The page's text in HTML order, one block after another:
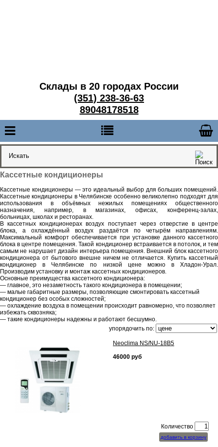
Склады в 20 городах России
(351) 238-36-63
89048178518
Кассетные кондиционеры
Кассетные кондиционеры — это идеальный выбор для больших помещений.
Кассетные кондиционеры в Челябинске особенно великолепно подходят для
использования в объёмных нежилых помещениях общественного
назначения, например, в магазинах, офисах, конференц-залах,
больницах, школах и ресторанах.
В кассетных кондиционерах воздух поступает через отверстие в центре
блока, а охлаждённый воздух раздаётся по четырём направлениям.
Максимальный комфорт обеспечивается при установке данного кассетного
блока в центре помещения. Такой кондиционер встраивается в потолок, и тем
самым не нарушает дизайн интерьера помещения. Внешний блок кассетного
кондиционера от бытового внешне ничем не отличается. Купить кассетный
кондиционер в Челябинске по низкой цене можно в Хладон-Урал.
Производим установку и монтаж кассетных кондиционеров.
Основные преимущества кассетного кондиционера:
— главное, это незаметность такого кондиционера в помещении;
— малые габаритные размеры, позволяющие смонтировать кассетный
кондиционер без особых сложностей;
— охлаждение воздуха в помещении происходит равномерно, что позволяет
избежать сквозняка;
— такие кондиционеры надежны и работают бесшумно.
упорядочить по:
Neoclima NS/NU-18B5
46000 руб
Количество
добавить в корзину